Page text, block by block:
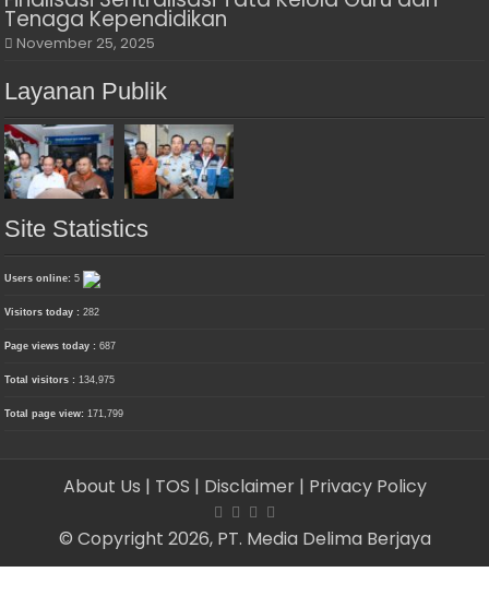
Tenaga Kependidikan
November 25, 2025
Layanan Publik
Site Statistics
Users online:5
Visitors today :282
Page views today :687
Total visitors :134,975
Total page view:171,799
About Us | TOS | Disclaimer | Privacy Policy
© Copyright 2026, PT. Media Delima Berjaya